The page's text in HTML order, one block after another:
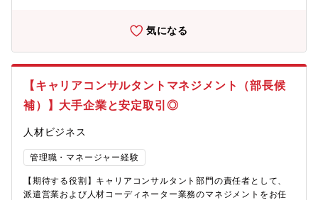
り、早期にご活躍いただける方を募集しております。【求める人
管理・改善できる方・経営層やクライアントと対等に交渉・提案
文化醸成を推進できる方・変化や課題に柔軟に対応し、改善施策
や新規プロジェクトを主体的に推進できる方・データ・KPIに基づ
気になる
【キャリアコンサルタントマネジメント（部長候
補）】大手企業と安定取引◎
人材ビジネス
管理職・マネージャー経験
【期待する役割】キャリアコンサルタント部門の責任者として、
派遣営業および人材コーディネーター業務のマネジメントをお任